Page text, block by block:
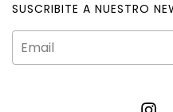
SUSCRIBITE A NUESTRO